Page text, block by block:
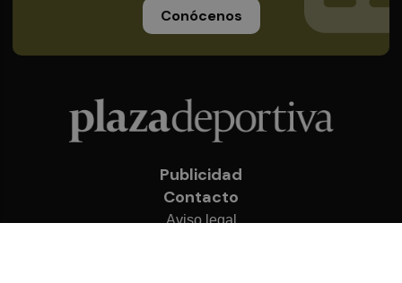
Conócenos
Publicidad
Contacto
Aviso legal